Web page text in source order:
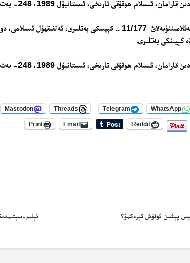
7 – سىيەر ئەئلامىننۇبەلائ 11/177 .. كېيىنكى بەتلىرى، ئەلفىقھۇل
WhatsApp
Telegram
Threads
Mastodon
Reddit
Email
Print
ئېلىم- پېشىن ئوقۇش كېرەكمۇ؟